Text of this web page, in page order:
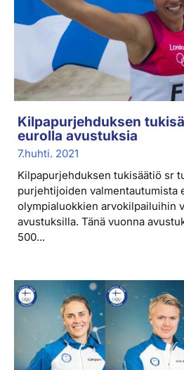
Kilpapurjehduksen
eurolla avustuksia
7.huhti. 2021
Kilpapurjehduksen tukisäätiö sr
purjehtijoiden valmentautumista
olympialuokkien arvokilpailuihin
avustuksilla. Tänä vuonna
500...